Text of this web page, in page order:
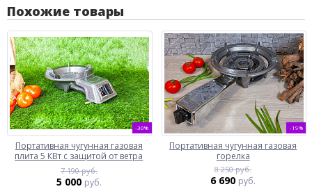
Похожие товары
-30%
Портативная чугунная газовая
плита 5 КВт с защитой от ветра
7 190 руб.
5 000 руб.
-19%
Портативная чугунная газовая
горелка
8 250 руб.
6 690 руб.